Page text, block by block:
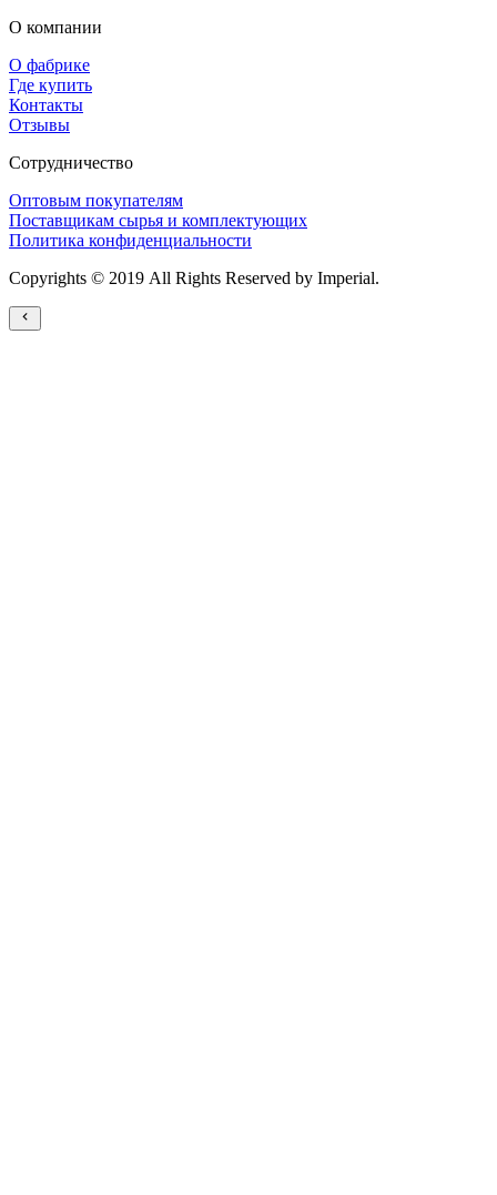
О компании
О фабрике
Где купить
Контакты
Отзывы
Сотрудничество
Оптовым покупателям
Поставщикам сырья и комплектующих
Политика конфиденциальности
Copyrights © 2019 All Rights Reserved by Imperial.